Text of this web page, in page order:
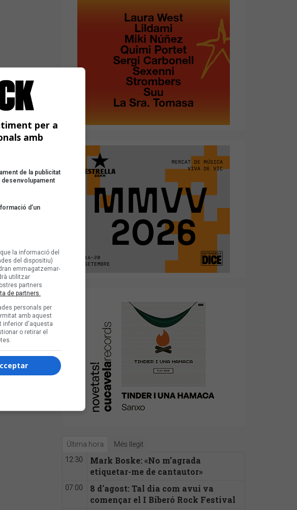
Última hora Més llegit
12:30
Mark Boske: «No m’agrada
etiquetar-me de cantautor»
07:00
8 d'agost: Tal dia com avui va
començar el I Biberó Rock Festival
per a
amb
de la publicitat
d’un
la informació del
del dispositiu)
emmagatzemar-
utilitzar
partners
de partners.
personals per
amb aquest
inferior d'aquesta
o retirar el